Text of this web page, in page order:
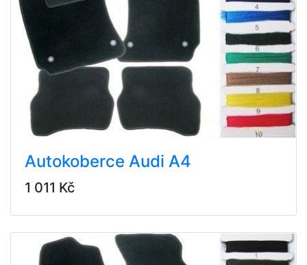
Autokoberce Audi A4
1 011 Kč